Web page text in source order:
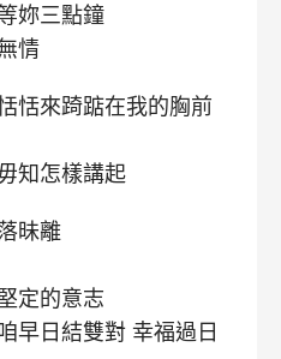
妳三點鐘
情
恬來踦踮在我的胸前
知怎樣講起
昧離
定的意志
早日結雙對 幸福過日